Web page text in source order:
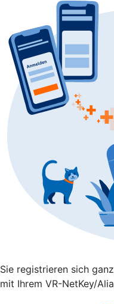
Sie registrieren sich
mit Ihrem VR-NetKey/